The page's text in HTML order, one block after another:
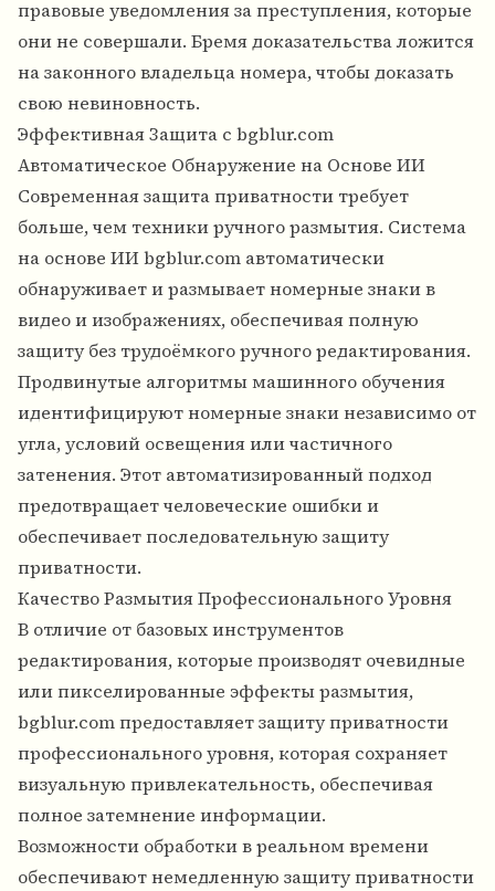
правовые уведомления за преступления, которые
они не совершали. Бремя доказательства ложится
на законного владельца номера, чтобы доказать
свою невиновность.
Эффективная Защита с bgblur.com
Автоматическое Обнаружение на Основе ИИ
Современная защита приватности требует
больше, чем техники ручного размытия. Система
на основе ИИ bgblur.com автоматически
обнаруживает и размывает номерные знаки в
видео и изображениях, обеспечивая полную
защиту без трудоёмкого ручного редактирования.
Продвинутые алгоритмы машинного обучения
идентифицируют номерные знаки независимо от
угла, условий освещения или частичного
затенения. Этот автоматизированный подход
предотвращает человеческие ошибки и
обеспечивает последовательную защиту
приватности.
Качество Размытия Профессионального Уровня
В отличие от базовых инструментов
редактирования, которые производят очевидные
или пикселированные эффекты размытия,
bgblur.com предоставляет защиту приватности
профессионального уровня, которая сохраняет
визуальную привлекательность, обеспечивая
полное затемнение информации.
Возможности обработки в реальном времени
обеспечивают немедленную защиту приватности